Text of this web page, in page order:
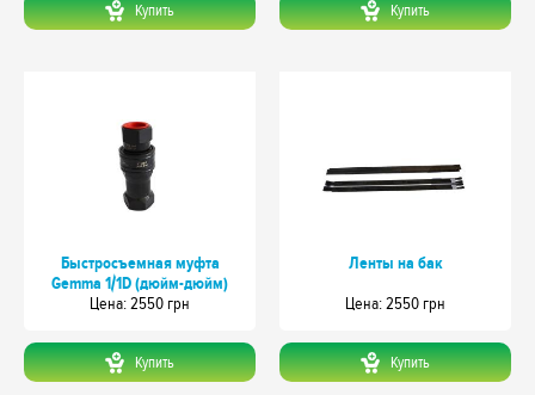
Купить Купить
Быстросъемная муфта
Gemma 1/1D (дюйм-дюйм)
Цeна: 2550 грн
Купить
Ленты на бак
Цeна: 2550 грн
Купить